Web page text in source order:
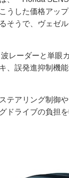
うした価格アッ
そうで、ヴェゼ
レーダーと単
、誤発進抑制機
テアリング制御
ドライブの負担を